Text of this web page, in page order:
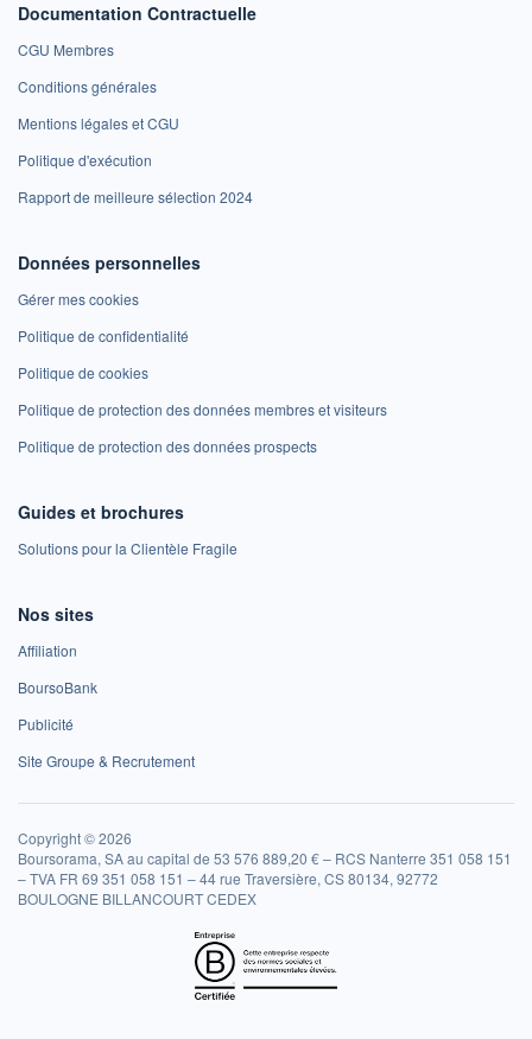
Documentation Contractuelle
CGU Membres
Conditions générales
Mentions légales et CGU
Politique d'exécution
Rapport de meilleure sélection 2024
Données personnelles
Gérer mes cookies
Politique de confidentialité
Politique de cookies
Politique de protection des données membres et visiteurs
Politique de protection des données prospects
Guides et brochures
Solutions pour la Clientèle Fragile
Nos sites
Affiliation
BoursoBank
Publicité
Site Groupe & Recrutement
Copyright © 2026
Boursorama, SA au capital de 53 576 889,20 € – RCS Nanterre 351 058 151
– TVA FR 69 351 058 151 – 44 rue Traversière, CS 80134, 92772
BOULOGNE BILLANCOURT CEDEX